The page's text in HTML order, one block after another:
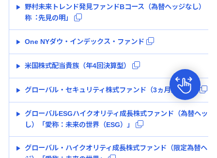
野村未来トレンド発⾒ファンドBコース（為替ヘッジなし）「
称︓先⾒の明」
One NYダウ・インデックス・ファンド
米国株式配当貴族（年4回決算型）
グローバル・セキュリティ株式ファンド（3ヵ月決算型）
グローバルESGハイクオリティ成長株式ファンド（為替ヘッジ
し）「愛称：未来の世界（ESG）」
グローバル・ハイクオリティ成長株式ファンド（限定為替ヘッ